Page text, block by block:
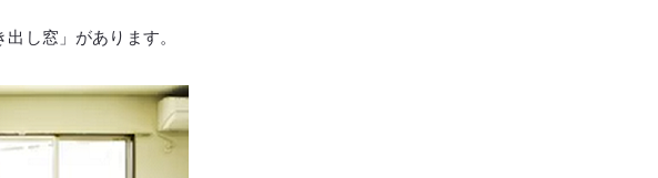
し窓」があります。